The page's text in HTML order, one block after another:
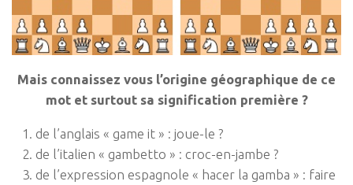
Mais connaissez vous l’origine géographique de ce
mot et surtout sa signification première ?
de l’anglais « game it » : joue-le ?
de l’italien « gambetto » : croc-en-jambe ?
de l’expression espagnole « hacer la gamba » : faire